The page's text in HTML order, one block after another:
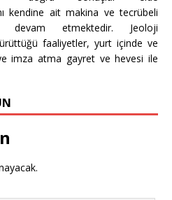
kendine ait makina ve tecrübeli
devam etmektedir. Jeoloji
faaliyetler, yurt içinde ve
imza atma gayret ve hevesi ile